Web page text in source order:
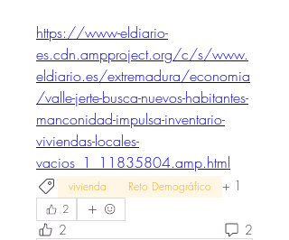
https://www-eldiario-
es.cdn.ampproject.org/c/s/www.
eldiario.es/extremadura/economia
/valle-jerte-busca-nuevos-habitantes-
manconidad-impulsa-inventario-
viviendas-locales-
vacios_1_11835804.amp.html
vivienda Reto Demográfico + 1
2
2 2